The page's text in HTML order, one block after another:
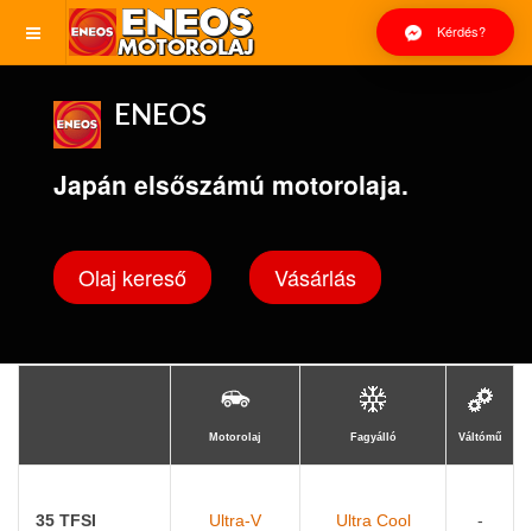
Kérdés?
ENEOS
Japán elsőszámú motorolaja.
Olaj kereső Vásárlás
Motorolaj Fagyálló Váltómű
35 TFSI
Ultra-V
Ultra Cool
-